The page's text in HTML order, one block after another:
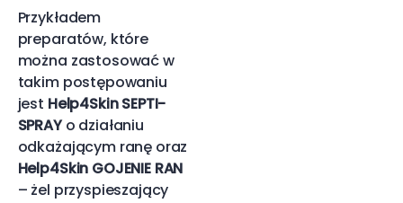
Przykładem
preparatów, które
można zastosować w
takim postępowaniu
jest Help4Skin SEPTI-
SPRAYo działaniu
odkażającym ranę oraz
Help4Skin GOJENIE RAN
– żel przyspieszający